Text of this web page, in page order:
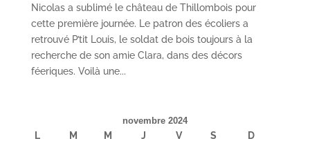
Nicolas a sublimé le château de Thillombois pour
cette première journée. Le patron des écoliers a
retrouvé P’tit Louis, le soldat de bois toujours à la
recherche de son amie Clara, dans des décors
féeriques. Voilà une...
novembre 2024
L M M J V S
D